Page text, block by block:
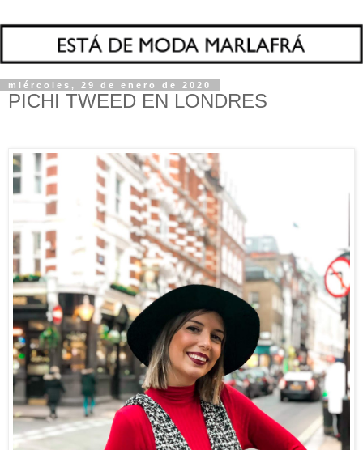
miércoles, 29 de enero de 2020
PICHI TWEED EN LONDRES